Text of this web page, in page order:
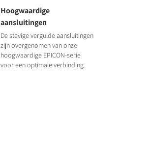
Hoogwaardige
aansluitingen
De stevige vergulde aansluitingen
zijn overgenomen van onze
hoogwaardige EPICON-serie
voor een optimale verbinding.